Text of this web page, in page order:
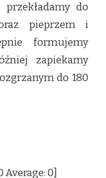
do
pieprzem i
formujemy
zapiekamy
do 180
Average:0